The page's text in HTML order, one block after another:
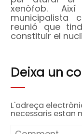
xenòfob.
municipalista
reunió que
constituir el
Deixa un
L'adreça
necessaris estan